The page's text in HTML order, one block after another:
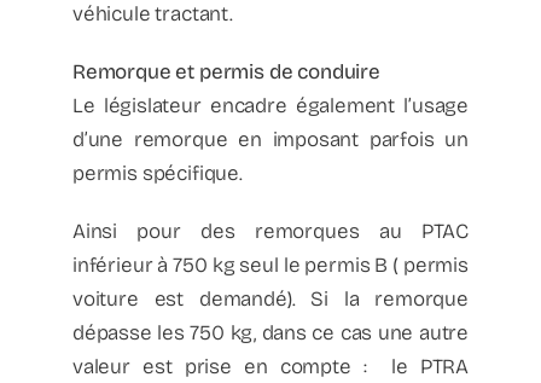
véhicule tractant.
Remorque et permis de conduire
Le législateur encadre également l’usage
d’une remorque en imposant parfois un
permis spécifique.
Ainsi pour des remorques au PTAC
inférieur à 750 kg seul le permis B ( permis
voiture est demandé). Si la remorque
dépasse les 750 kg, dans ce cas une autre
valeur est prise en compte : le PTRA